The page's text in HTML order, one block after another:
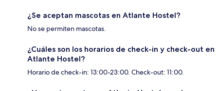
¿Se aceptan mascotas en Atlante Hostel?
No se permiten mascotas.
¿Cuáles son los horarios de check-in y check-out en
Atlante Hostel?
Horario de check-in: 13:00-23:00. Check-out: 11:00.